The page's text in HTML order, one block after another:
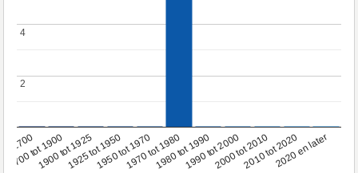
1700
1700 tot 1900
1900 tot 19251925 tot 19501950 tot 19701970 tot 19801980 tot 19901990 tot 20002000 tot 20102010 tot 20202020 en later
2
2
4
4